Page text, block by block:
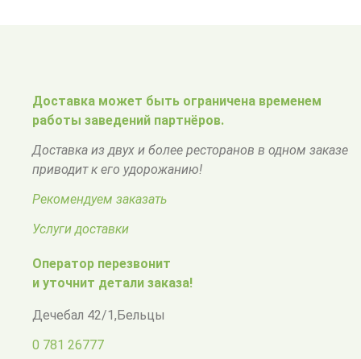
Доставка может быть ограничена временем
работы заведений партнёров.
Доставка из двух и более ресторанов в одном заказе
приводит к его удорожанию!
Рекомендуем заказать
Услуги доставки
Оператор перезвонит
и уточнит детали заказа!
Дечебал 42/1,Бельцы
0 781 26777